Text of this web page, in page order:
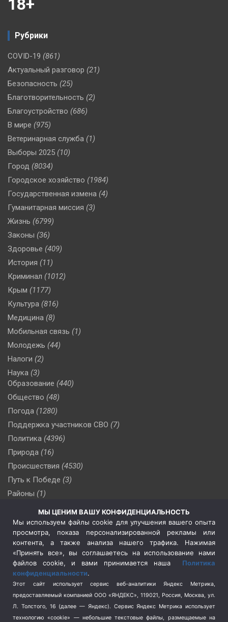
18+
Рубрики
COVID-19 (861)
Актуальный разговор (21)
Безопасность (25)
Благотворительность (2)
Благоустройство (686)
В мире (975)
Ветеринарная служба (1)
Выборы 2025 (10)
Город (8034)
Городское хозяйство (1984)
Государственная измена (4)
Гуманитарная миссия (3)
Жизнь (6799)
Законы (36)
Здоровье (409)
История (11)
Криминал (1012)
Крым (1177)
Культура (816)
Медицина (8)
Мобильная связь (1)
Молодежь (44)
Налоги (2)
Наука (3)
Образование (440)
Общество (48)
Погода (1280)
Поддержка участников СВО (7)
Политика (4396)
Природа (16)
Происшествия (4530)
Путь к Победе (3)
Районы (1)
(509)
Сельское хозяйство (3)
Социальная политика
(3)
Спецоперация в Украине
Спецоперация на Украине
(404)
Спорт (740)
Терроризм (1)
Транспорт (262)
МЫ ЦЕНИМ ВАШУ КОНФИДЕНЦИАЛЬНОСТЬ
Мы используем файлы cookie для улучшения вашего опыта
просмотра, показа персонализированной рекламы или
контента, а также анализа нашего трафика. Нажимая
«Принять все», вы соглашаетесь на использование нами
файлов cookie, и вами принимается наша Политика
конфиденциальности.
Этот сайт использует сервис веб-аналитики Яндекс Метрика,
предоставляемый компанией ООО «ЯНДЕКС», 119021, Россия, Москва, ул.
Л. Толстого, 16 (далее — Яндекс). Сервис Яндекс Метрика использует
технологию «cookie» — небольшие текстовые файлы, размещаемые на